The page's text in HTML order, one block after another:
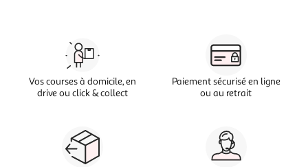
Vos courses à domicile, en
drive ou click & collect
Paiement sécurisé en ligne
ou au retrait